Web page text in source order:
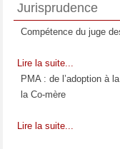
Jurisprudence
Compétence du juge
Lire la suite...
PMA : de l’adoption à
la Co-mère
Lire la suite...